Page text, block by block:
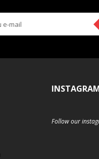
Follow our